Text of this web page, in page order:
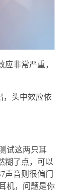
非常严重，
，头中效应依
试这两只耳
糊了点，可以
音则很偏门
机，问题是你